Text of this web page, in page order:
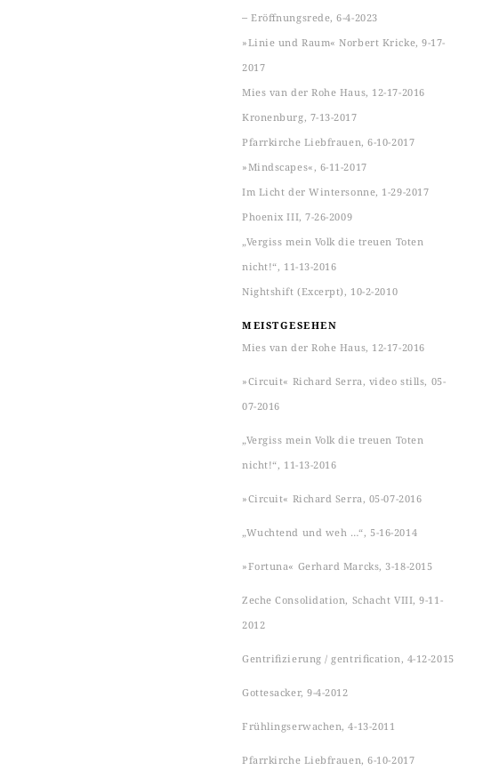
‒ Eröffnungsrede, 6-4-2023
»Linie und Raum« Norbert Kricke, 9-17-
2017
Mies van der Rohe Haus, 12-17-2016
Kronenburg, 7-13-2017
Pfarrkirche Liebfrauen, 6-10-2017
»Mindscapes«, 6-11-2017
Im Licht der Wintersonne, 1-29-2017
Phoenix III, 7-26-2009
„Vergiss mein Volk die treuen Toten
nicht!“, 11-13-2016
Nightshift (Excerpt), 10-2-2010
MEISTGESEHEN
Mies van der Rohe Haus, 12-17-2016
»Circuit« Richard Serra, video stills, 05-
07-2016
„Vergiss mein Volk die treuen Toten
nicht!“, 11-13-2016
»Circuit« Richard Serra, 05-07-2016
„Wuchtend und weh …“, 5-16-2014
»Fortuna« Gerhard Marcks, 3-18-2015
Zeche Consolidation, Schacht VIII, 9-11-
2012
Gentrifizierung / gentrification, 4-12-2015
Gottesacker, 9-4-2012
Frühlingserwachen, 4-13-2011
Pfarrkirche Liebfrauen, 6-10-2017